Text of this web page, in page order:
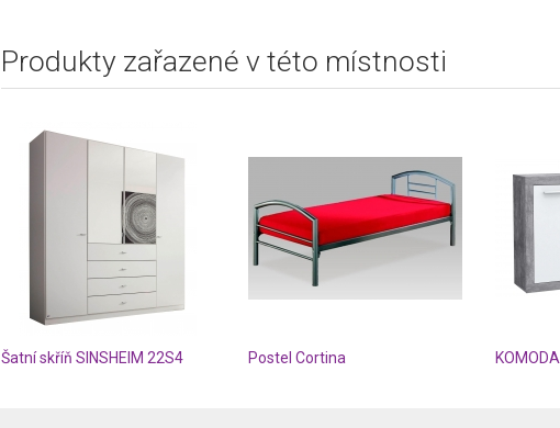
Produkty zařazené v této místnosti
Šatní skříň SINSHEIM 22S4 Postel Cortina